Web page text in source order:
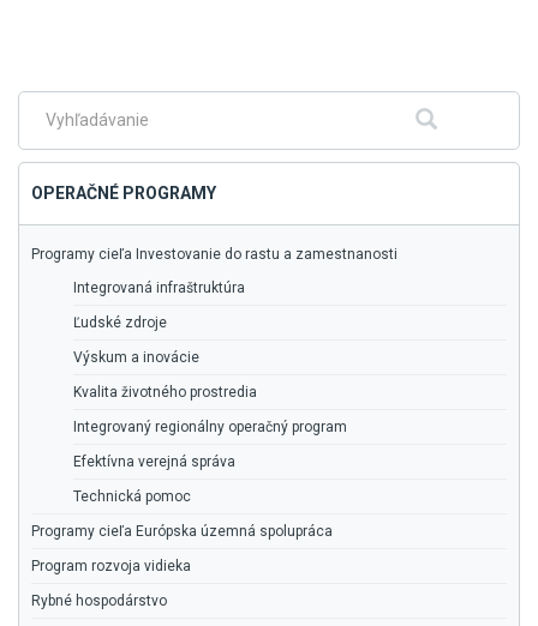
hlavné
menu
Fulltextové
Hľadať
OPERAČNÉ PROGRAMY
Programy cieľa Investovanie do rastu a zamestnanosti
Integrovaná infraštruktúra
Ľudské zdroje
Výskum a inovácie
Kvalita životného prostredia
Integrovaný regionálny operačný program
Efektívna verejná správa
Technická pomoc
Programy cieľa Európska územná spolupráca
Program rozvoja vidieka
Rybné hospodárstvo